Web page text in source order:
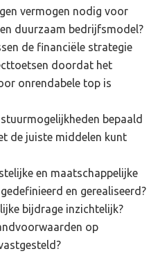
vermogen nodig voor
duurzaam bedrijfsmodel?
de financiële strategie
doordat het
onrendabele top is
bepaald
de juiste middelen kunt
en maatschappelijke
en gerealiseerd?
bijdrage inzichtelijk?
op